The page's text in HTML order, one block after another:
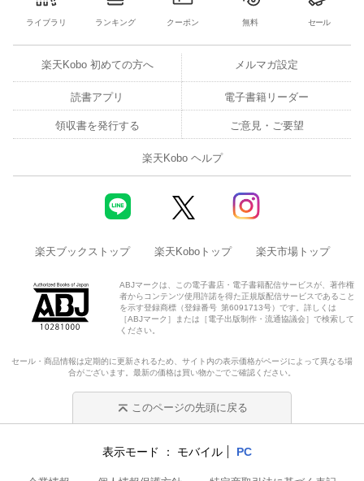
ライブラリ ランキング クーポン 無料 セール
楽天Kobo 初めての方へ メルマガ設定
読書アプリ 電子書籍リーダー
領収書を発行する ご意見・ご要望
楽天Kobo ヘルプ
楽天ブックストップ 楽天Koboトップ 楽天市場トップ
ABJマークは、この電子書店・電子書籍配信サービスが、著作権
者からコンテンツ使用許諾を得た正規版配信サービスであること
を示す登録商標（登録番号 第6091713号）です。詳しくは
［ABJマーク］または［電子出版制作・流通協議会］で検索して
ください。
セール・商品情報は定期的に更新されるため、サイト内の表示価格がページによって異なる場
合がございます。最新の価格は買い物かごでご確認ください。
このページの先頭に戻る
表示モード モバイル PC